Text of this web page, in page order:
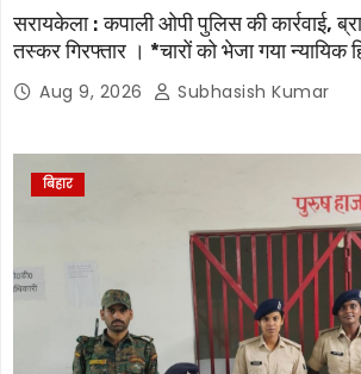
सरायकेला : कपाली ओपी पुलिस की कार्रवाई,
तस्कर गिरफ्तार । *चारों को भेजा गया न्यायिक
Aug 9, 2026 Subhasish Kumar
बिहार